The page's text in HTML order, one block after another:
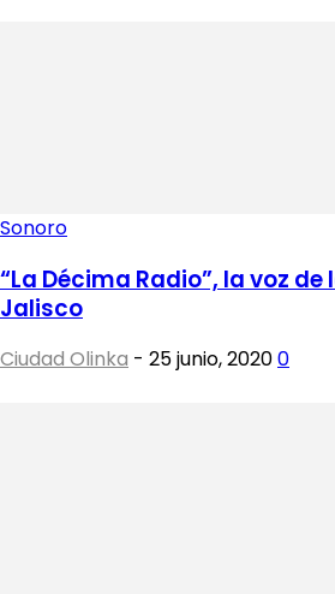
Sonoro
“La Décima Radio”, la voz
Jalisco
Ciudad Olinka - 25 junio, 20200